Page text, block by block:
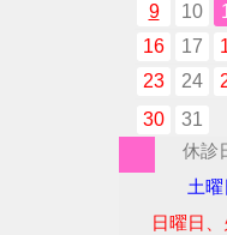
9
10
16
17
23
24
30
31
休診
土曜
日曜日